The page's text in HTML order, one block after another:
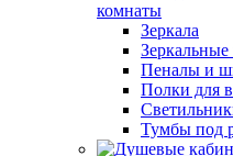
комнаты
Зеркала
Пеналы и
Полки для
Тумбы под